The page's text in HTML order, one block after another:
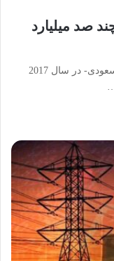
صد میلیارد
به گزارش الوصنف ، محمد بن سلمان -ولیعهد سعودی- در سال 2017